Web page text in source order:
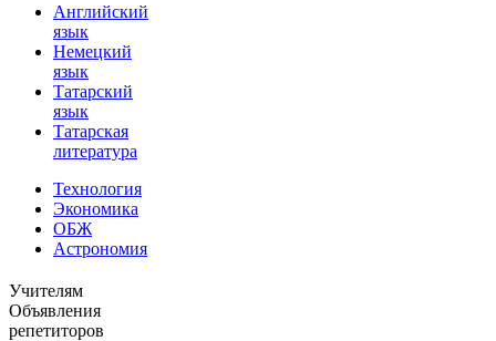
Английский
язык
Немецкий
язык
Татарский
язык
Татарская
литература
Технология
Экономика
ОБЖ
Астрономия
Учителям
Объявления
репетиторов